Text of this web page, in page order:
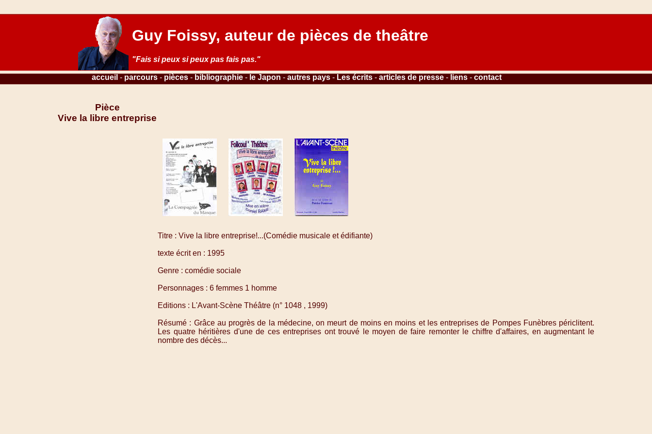
Guy Foissy, auteur de pièces de theâtre
"Fais si peux si peux pas fais pas."
accueil - parcours- pièces- bibliographie- le Japon - autres pays- Les écrits- articles de presse- liens- contact
Pièce
Vive la libre entreprise
Titre : Vive la libre entreprise!...(Comédie musicale et édifiante)
texte écrit en : 1995
Genre : comédie sociale
Personnages : 6 femmes 1 homme
Editions : L'Avant-Scène Théâtre (n° 1048 , 1999)
Résumé : Grâce au progrès de la médecine, on meurt de moins en moins et les entreprises de Pompes Funèbres périclitent.
Les quatre héritières d'une de ces entreprises ont trouvé le moyen de faire remonter le chiffre d'affaires, en augmentant le
nombre des décès...